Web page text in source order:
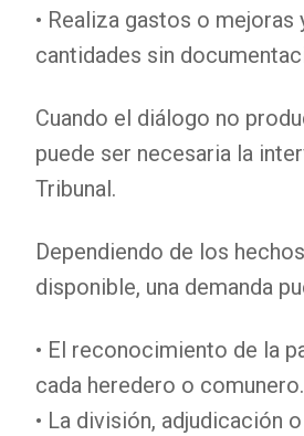
• Realiza gastos o mejoras
cantidades sin
Cuando el diálogo no
puede ser necesaria la
Tribunal.
Dependiendo de los
disponible, una demanda
• El reconocimiento de la
cada heredero o comunero.
• La división, adjudicación